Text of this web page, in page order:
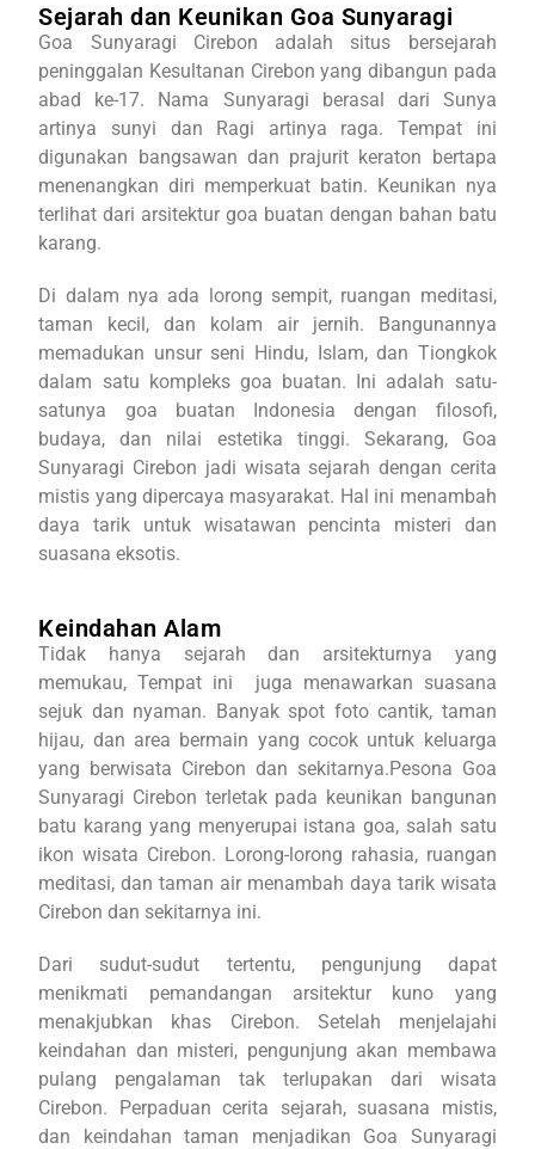
Sejarah dan Keunikan Goa Sunyaragi
Goa Sunyaragi Cirebon adalah situs bersejarah
peninggalan Kesultanan Cirebon yang dibangun pada
abad ke-17. Nama Sunyaragi berasal dari Sunya
artinya sunyi dan Ragi artinya raga. Tempat ini
digunakan bangsawan dan prajurit keraton bertapa
menenangkan diri memperkuat batin. Keunikan nya
terlihat dari arsitektur goa buatan dengan bahan batu
karang.
Di dalam nya ada lorong sempit, ruangan meditasi,
taman kecil, dan kolam air jernih. Bangunannya
memadukan unsur seni Hindu, Islam, dan Tiongkok
dalam satu kompleks goa buatan. Ini adalah satu-
satunya goa buatan Indonesia dengan filosofi,
budaya, dan nilai estetika tinggi. Sekarang, Goa
Sunyaragi Cirebon jadi wisata sejarah dengan cerita
mistis yang dipercaya masyarakat. Hal ini menambah
daya tarik untuk wisatawan pencinta misteri dan
suasana eksotis.
Keindahan Alam
Tidak hanya sejarah dan arsitekturnya yang
memukau, Tempat ini juga menawarkan suasana
sejuk dan nyaman. Banyak spot foto cantik, taman
hijau, dan area bermain yang cocok untuk keluarga
yang berwisata Cirebon dan sekitarnya.Pesona Goa
Sunyaragi Cirebon terletak pada keunikan bangunan
batu karang yang menyerupai istana goa, salah satu
ikon wisata Cirebon. Lorong-lorong rahasia, ruangan
meditasi, dan taman air menambah daya tarik wisata
Cirebon dan sekitarnya ini.
Dari sudut-sudut tertentu, pengunjung dapat
menikmati pemandangan arsitektur kuno yang
menakjubkan khas Cirebon. Setelah menjelajahi
keindahan dan misteri, pengunjung akan membawa
pulang pengalaman tak terlupakan dari wisata
Cirebon. Perpaduan cerita sejarah, suasana mistis,
dan keindahan taman menjadikan Goa Sunyaragi